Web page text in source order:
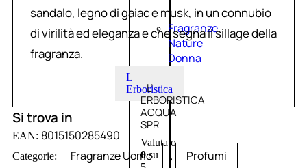
Fragranze
Nature
Donna
L
Erboristica
L’
ERBORISTICA
ACQUA
SPR
Valutato
0su
sandalo, legno di gaiac e musk, in un connubio
di virilità ed eleganza e che segna il sillage della
fragranza.
Si trova in
EAN: 8015150285490
Categorie: Fragranze Uomo , Profumi